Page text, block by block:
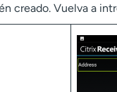
creado. Vuelva a